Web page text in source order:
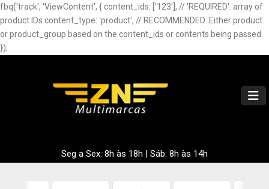
fbq('track', 'ViewContent', { content_ids: ['123'], // 'REQUIRED': array of
product IDs content_type: 'product', // RECOMMENDED: Either product
or product_group based on the content_ids or contents being passed.
});
Seg a Sex: 8h às 18h | Sáb: 8h às 14h